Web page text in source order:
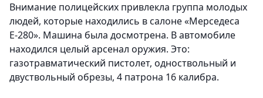
Внимание полицейских привлекла группа молодых
людей, которые находились в салоне «Мерседеса
Е-280». Машина была досмотрена. В автомобиле
находился целый арсенал оружия. Это:
газотравматический пистолет, одноствольный и
двуствольный обрезы, 4 патрона 16 калибра.